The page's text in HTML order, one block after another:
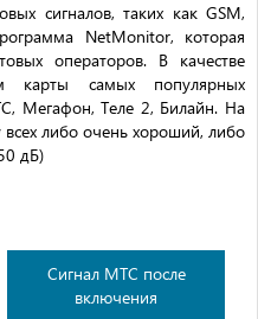
сигналов, таких как GSM,
NetMonitor, которая
операторов. В качестве
карты самых популярных
Мегафон, Теле 2, Билайн. На
либо очень хороший, либо
дБ)
Сигнал МТС после
включения